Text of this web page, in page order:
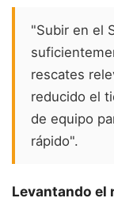
"Subir en el
rescates
reducido el
de equipo
rápido".
Levantando el